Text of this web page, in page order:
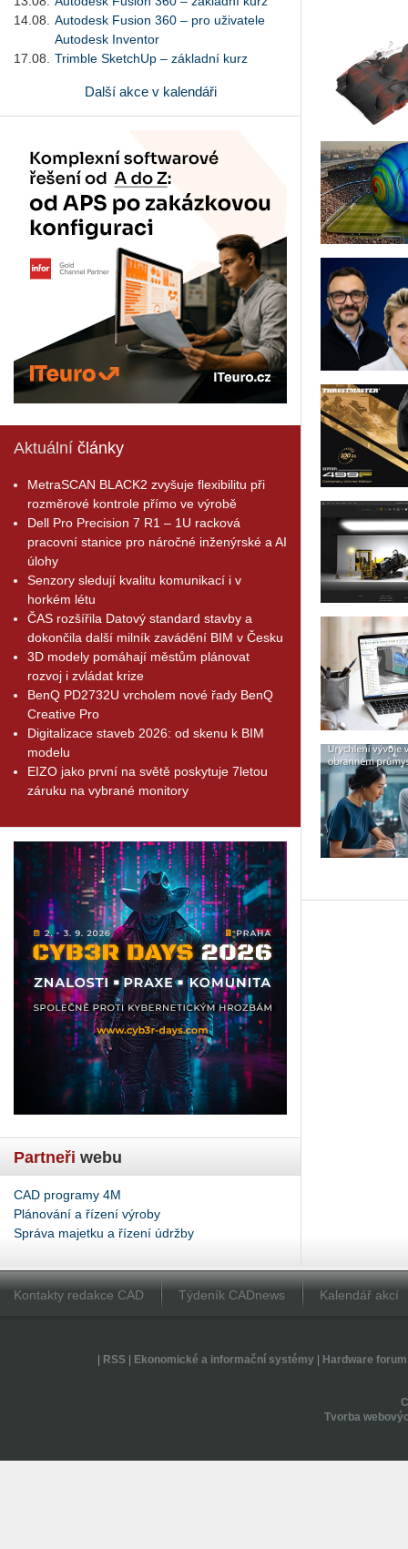
14.08.
Autodesk Fusion 360 – pro uživatele
Autodesk Inventor
17.08.
Trimble SketchUp – základní kurz
Další akce v kalendáři
Aktuální články
MetraSCAN BLACK2 zvyšuje flexibilitu při
rozměrové kontrole přímo ve výrobě
Dell Pro Precision 7 R1 – 1U racková
pracovní stanice pro náročné inženýrské a AI
úlohy
Senzory sledují kvalitu komunikací i v
horkém létu
ČAS rozšířila Datový standard stavby a
dokončila další milník zavádění BIM v Česku
3D modely pomáhají městům plánovat
rozvoj i zvládat krize
BenQ PD2732U vrcholem nové řady BenQ
Creative Pro
Digitalizace staveb 2026: od skenu k BIM
modelu
EIZO jako první na světě poskytuje 7letou
záruku na vybrané monitory
Partneři webu
CAD programy 4M
Plánování a řízení výroby
Správa majetku a řízení údržby
Kontakty redakce CAD Týdeník CADnews Kalendář akcí
RSS| Ekonomické a informační systémy| Hardware forum
Tvorba